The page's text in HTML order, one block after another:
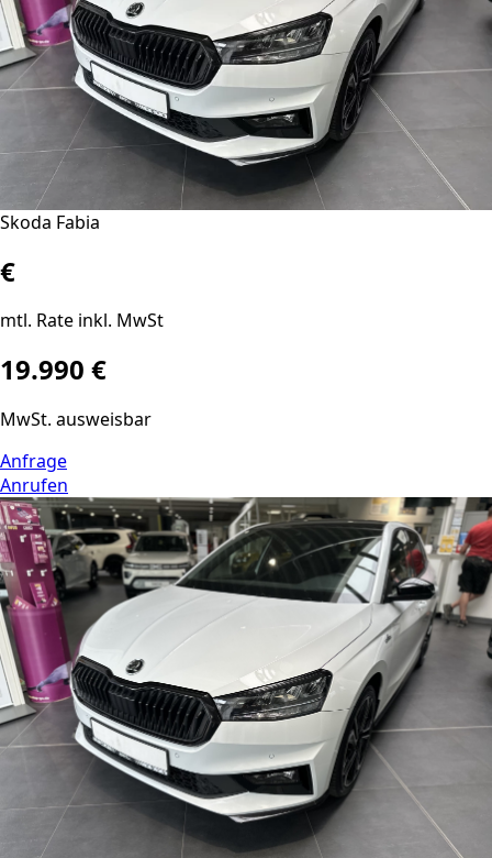
Skoda Fabia
€
mtl. Rate inkl. MwSt
19.990 €
MwSt. ausweisbar
Anfrage
Anrufen